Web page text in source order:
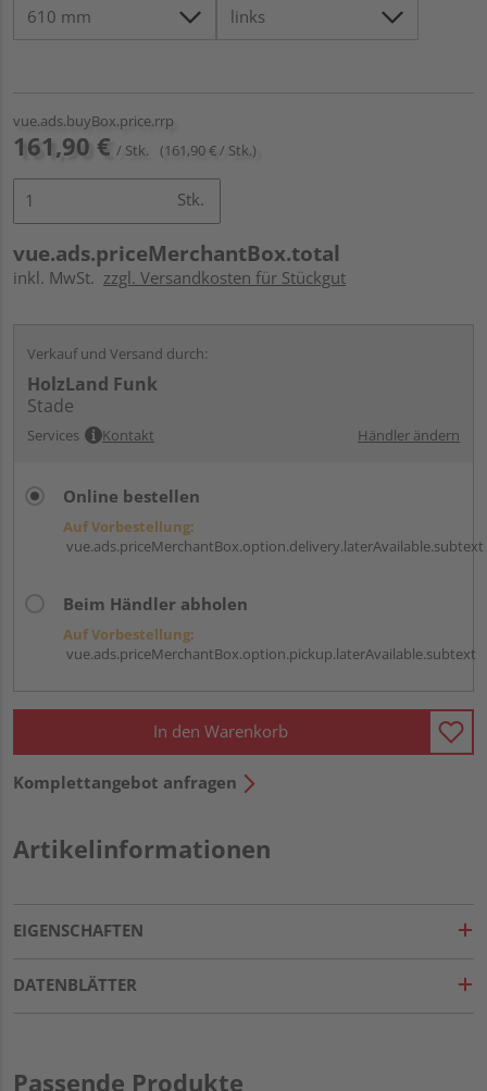
vue.ads.buyBox.price.rrp
161,90 € / Stk. (161,90 € / Stk.)
Stk.
vue.ads.priceMerchantBox.total
inkl. MwSt. zzgl. Versandkosten für Stückgut
Verkauf und Versand durch:
HolzLand Funk
Stade
Services Kontakt Händler ändern
Online bestellen
Auf Vorbestellung:
vue.ads.priceMerchantBox.option.delivery.laterAvailable.subtext
Beim Händler abholen
Auf Vorbestellung:
vue.ads.priceMerchantBox.option.pickup.laterAvailable.subtext
In den Warenkorb
Komplettangebot anfragen
Artikelinformationen
EIGENSCHAFTEN
DATENBLÄTTER
Passende Produkte